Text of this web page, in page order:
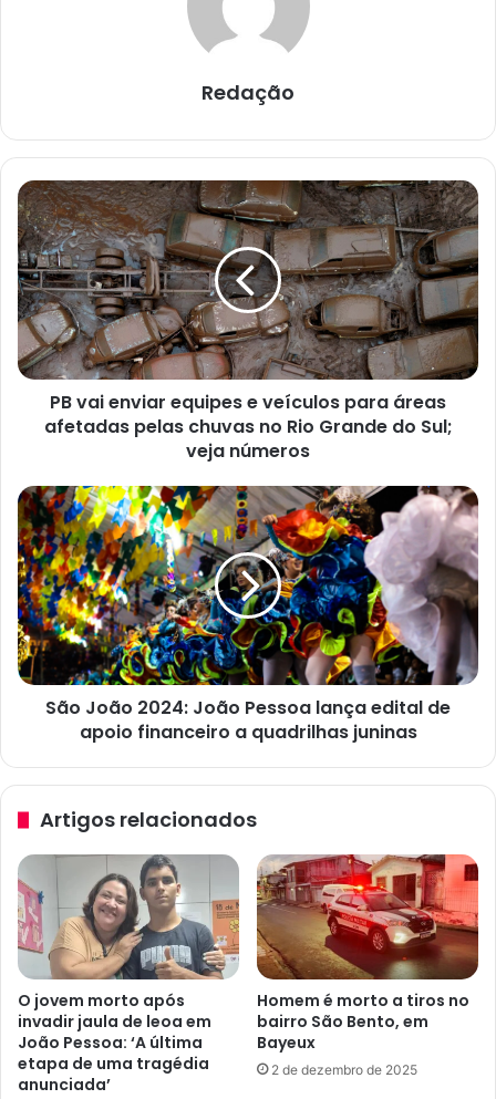
Redação
P
B
v
a
i
e
n
v
i
u
i
p
e
s
e
v
e
í
o
r
a
á
r
a
s
a
f
e
PB vai enviar equipes e veículos para áreas
afetadas pelas chuvas no Rio Grande do Sul;
veja números
S
ã
o
J
o
ã
o
2
0
P
e
s
s
l
a
ç
São João 2024: João Pessoa lança edital de
apoio financeiro a quadrilhas juninas
Artigos relacionados
O jovem morto após
invadir jaula de leoa em
João Pessoa: ‘A última
etapa de uma tragédia
anunciada’
Homem é morto a tiros no
bairro São Bento, em
Bayeux
2 de dezembro de 2025